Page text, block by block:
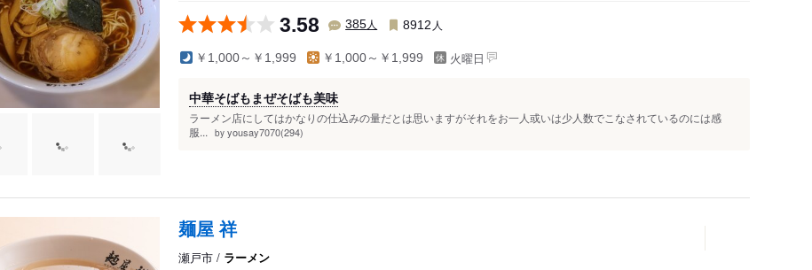
3.58 385人 8912 人
￥1,000～￥1,999 ￥1,000～￥1,999 火曜日
中華そばもまぜそばも美味
ラーメン店にしてはかなりの仕込みの量だとは思いますがそれをお一人或いは少人数でこなされているのには感
服...
by yousay7070(294)
麺屋 祥
瀬戸市 / ラーメン